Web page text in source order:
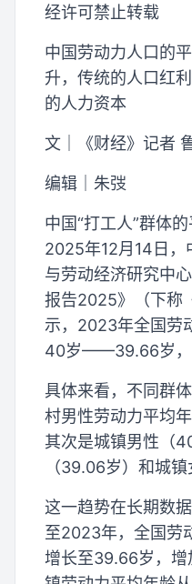
经许可禁止转载
中国劳动力人口的
升，传统的人口红
的人力资本
文｜《财经》记者
编辑｜朱弢
中国“打工人”群体
2025年12月14日，
与劳动经济研究中
报告2025》（下称
示，2023年全国劳
40岁——39.66岁，
具体来看，不同群
村男性劳动力平均
其次是城镇男性（
（39.06岁）和城
这一趋势在长期数
至2023年，全国劳
增长至39.66岁，增